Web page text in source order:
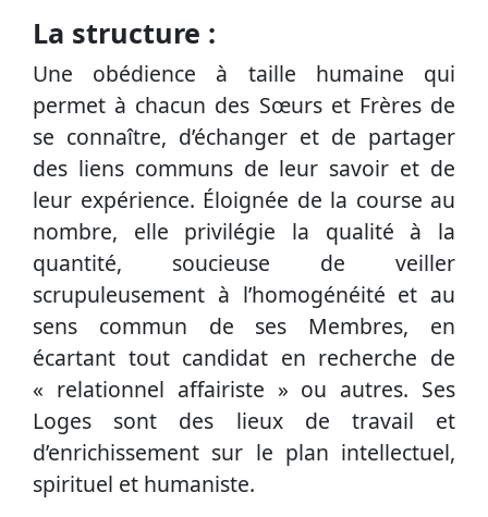
La structure :
Une obédience à taille humaine qui
permet à chacun des Sœurs et Frères de
se connaître, d’échanger et de partager
des liens communs de leur savoir et de
leur expérience. Éloignée de la course au
nombre, elle privilégie la qualité à la
quantité, soucieuse de veiller
scrupuleusement à l’homogénéité et au
sens commun de ses Membres, en
écartant tout candidat en recherche de
« relationnel affairiste » ou autres. Ses
Loges sont des lieux de travail et
d’enrichissement sur le plan intellectuel,
spirituel et humaniste.